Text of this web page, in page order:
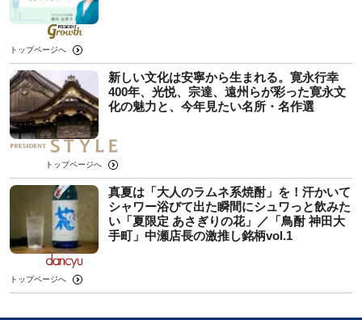
トップページへ
新しい文化は安寧から生まれる。寛永行幸
400年、光悦、宗達、遠州らが彩った寛永文
化の魅力と、今年見たい名所・名作選
トップページへ
真夏は「大人のラムネ系焼酎」を！汗かいて
シャワー浴びて出た瞬間にシュワっと飲みた
い「夏限定 あさぎりの花」／「鳥酎 神田大
手町」中瀬店長の激推し銘柄vol.1
トップページへ